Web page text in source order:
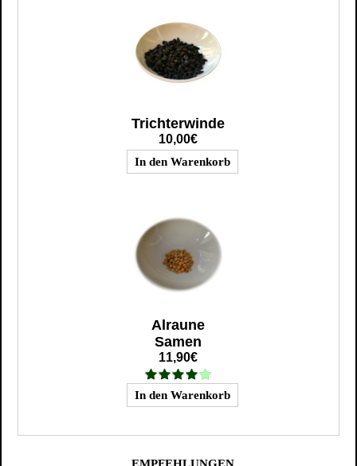
Trichterwinde
10,00€
Alraune
Samen
11,90€
EMPFEHLUNGEN